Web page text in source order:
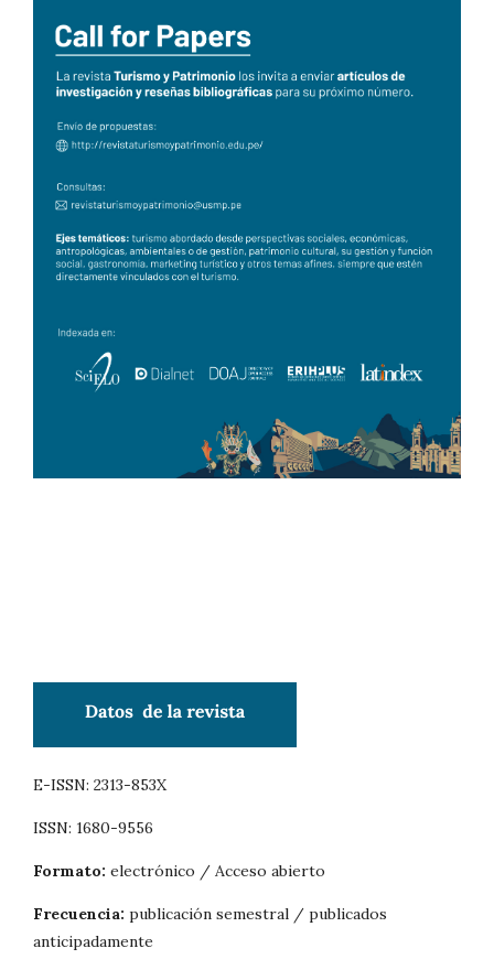
E-ISSN: 2313-853X
ISSN: 1680-9556
Formato: electrónico / Acceso abierto
Frecuencia: publicación semestral / publicados
anticipadamente